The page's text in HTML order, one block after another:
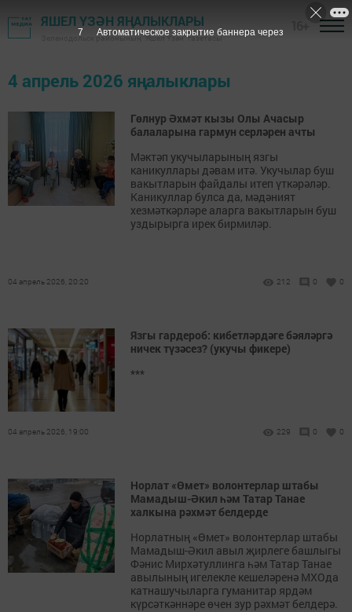
ЯШЕЛ ҮЗӘН ЯҢАЛЫКЛАРЫ
Зеленодольск районының "Яшел Үзән" газетасы
4 апрель 2026 яңалыклары
Гөлнур Әхмәт кызы Олы Ачасыр
балаларына гармун серләрен ачты
Мәктәп укучыларының язгы
каникуллары дәвам итә. Укучылар буш
вакытларын файдалы итеп үткәрәләр.
Каникуллар булса да, мәдәният
хезмәткәрләре аларга вакытларын буш
уздырырга ирек бирмиләр.
04 апрель 2026, 20:20 212 0 0
Язгы гардероб: кибетләрдәге бәяләргә
ничек түзәсез? (укучы фикере)
***
04 апрель 2026, 19:00 229 0 0
Норлат «Өмет» волонтерлар штабы
Мамадыш-Әкил һәм Татар Танае
халкына рәхмәт белдерде
Норлатның «Өмет» волонтерлар штабы
Мамадыш-Әкил авыл җирлеге башлыгы
Фәнис Мирхәтуллинга һәм Татар Танае
авылының игелекле кешеләренә МХОда
катнашучыларга гуманитар ярдәм
күрсәткәннәре өчен зур рәхмәт белдерә.
7 Автоматическое закрытие баннера через